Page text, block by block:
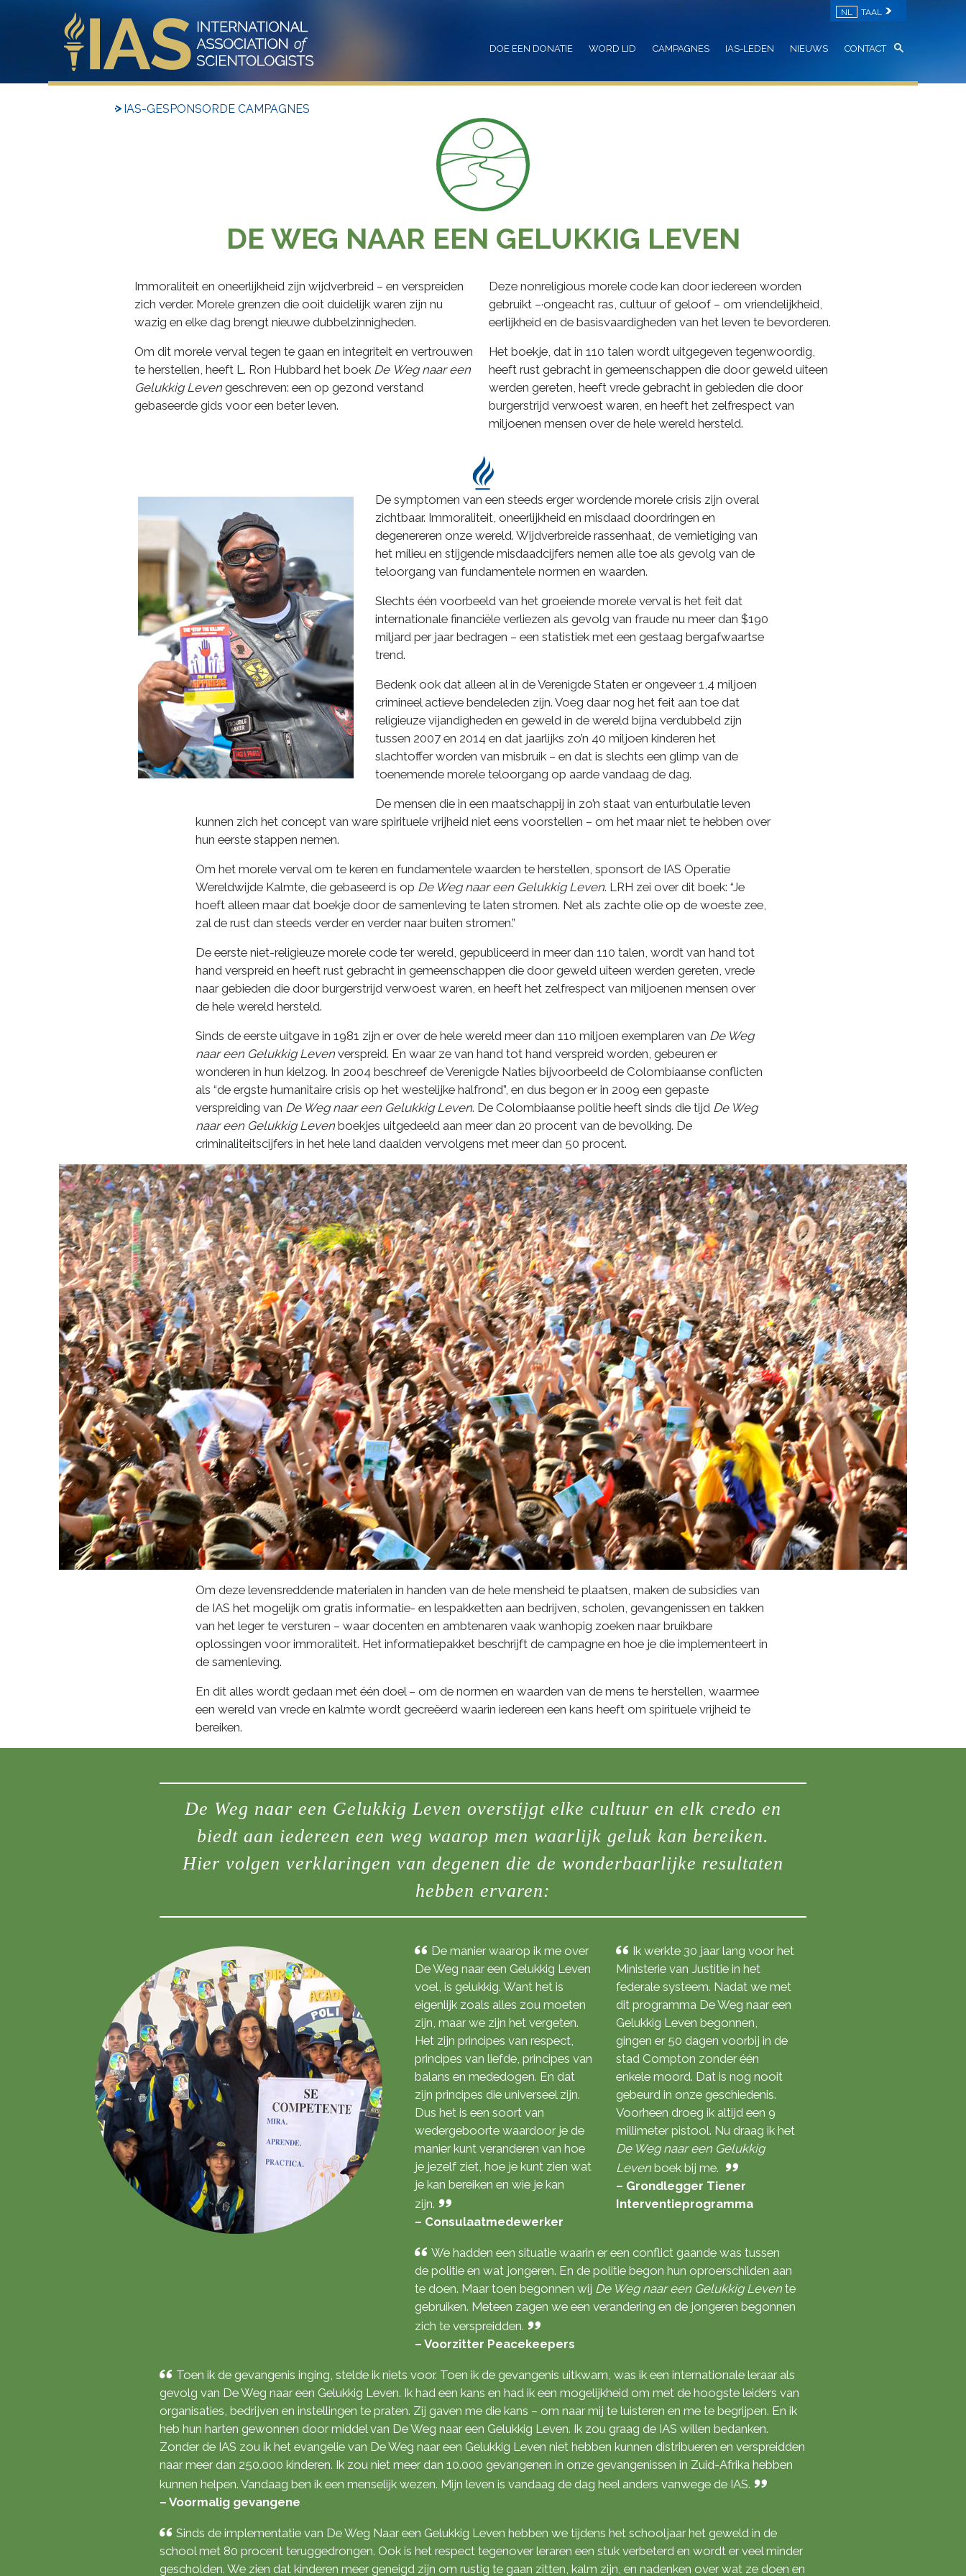
NL TAAL
DOE EEN DONATIE WORD LID CAMPAGNES IAS-LEDEN NIEUWS CONTACT
IAS-GESPONSORDE CAMPAGNES
DE WEG NAAR EEN GELUKKIG LEVEN
Immoraliteit en oneerlijkheid zijn wijdverbreid – en verspreiden
zich verder. Morele grenzen die ooit duidelijk waren zijn nu
wazig en elke dag brengt nieuwe dubbelzinnigheden.
Om dit morele verval tegen te gaan en integriteit en vertrouwen
te herstellen, heeft L. Ron Hubbard het boek De Weg naar een
Gelukkig Leven geschreven: een op gezond verstand
gebaseerde gids voor een beter leven.
Deze nonreligious morele code kan door iedereen worden
gebruikt –·ongeacht ras, cultuur of geloof – om vriendelijkheid,
eerlijkheid en de basisvaardigheden van het leven te bevorderen.
Het boekje, dat in 110 talen wordt uitgegeven tegenwoordig,
heeft rust gebracht in gemeenschappen die door geweld uiteen
werden gereten, heeft vrede gebracht in gebieden die door
burgerstrijd verwoest waren, en heeft het zelfrespect van
miljoenen mensen over de hele wereld hersteld.
De symptomen van een steeds erger wordende morele crisis zijn overal
zichtbaar. Immoraliteit, oneerlijkheid en misdaad doordringen en
degenereren onze wereld. Wijdverbreide rassenhaat, de vernietiging van
het milieu en stijgende misdaadcijfers nemen alle toe als gevolg van de
teloorgang van fundamentele normen en waarden.
Slechts één voorbeeld van het groeiende morele verval is het feit dat
internationale financiële verliezen als gevolg van fraude nu meer dan $190
miljard per jaar bedragen – een statistiek met een gestaag bergafwaartse
trend.
Bedenk ook dat alleen al in de Verenigde Staten er ongeveer 1,4 miljoen
crimineel actieve bendeleden zijn. Voeg daar nog het feit aan toe dat
religieuze vijandigheden en geweld in de wereld bijna verdubbeld zijn
tussen 2007 en 2014 en dat jaarlijks zo’n 40 miljoen kinderen het
slachtoffer worden van misbruik – en dat is slechts een glimp van de
toenemende morele teloorgang op aarde vandaag de dag.
De mensen die in een maatschappij in zo’n staat van enturbulatie leven
kunnen zich het concept van ware spirituele vrijheid niet eens voorstellen – om het maar niet te hebben over
hun eerste stappen nemen.
Om het morele verval om te keren en fundamentele waarden te herstellen, sponsort de IAS Operatie
Wereldwijde Kalmte, die gebaseerd is op De Weg naar een Gelukkig Leven. LRH zei over dit boek: “Je
hoeft alleen maar dat boekje door de samenleving te laten stromen. Net als zachte olie op de woeste zee,
zal de rust dan steeds verder en verder naar buiten stromen.”
De eerste niet-religieuze morele code ter wereld, gepubliceerd in meer dan 110 talen, wordt van hand tot
hand verspreid en heeft rust gebracht in gemeenschappen die door geweld uiteen werden gereten, vrede
naar gebieden die door burgerstrijd verwoest waren, en heeft het zelfrespect van miljoenen mensen over
de hele wereld hersteld.
Sinds de eerste uitgave in 1981 zijn er over de hele wereld meer dan 110 miljoen exemplaren van De Weg
naar een Gelukkig Leven verspreid. En waar ze van hand tot hand verspreid worden, gebeuren er
wonderen in hun kielzog. In 2004 beschreef de Verenigde Naties bijvoorbeeld de Colombiaanse conflicten
als “de ergste humanitaire crisis op het westelijke halfrond”, en dus begon er in 2009 een gepaste
verspreiding van De Weg naar een Gelukkig Leven. De Colombiaanse politie heeft sinds die tijd De Weg
naar een Gelukkig Leven boekjes uitgedeeld aan meer dan 20 procent van de bevolking. De
criminaliteitscijfers in het hele land daalden vervolgens met meer dan 50 procent.
Om deze levensreddende materialen in handen van de hele mensheid te plaatsen, maken de subsidies van
de IAS het mogelijk om gratis informatie- en lespakketten aan bedrijven, scholen, gevangenissen en takken
van het leger te versturen – waar docenten en ambtenaren vaak wanhopig zoeken naar bruikbare
oplossingen voor immoraliteit. Het informatiepakket beschrijft de campagne en hoe je die implementeert in
de samenleving.
En dit alles wordt gedaan met één doel – om de normen en waarden van de mens te herstellen, waarmee
een wereld van vrede en kalmte wordt gecreëerd waarin iedereen een kans heeft om spirituele vrijheid te
bereiken.
De Weg naar een Gelukkig Leven overstijgt elke cultuur en elk credo en
biedt aan iedereen een weg waarop men waarlijk geluk kan bereiken.
Hier volgen verklaringen van degenen die de wonderbaarlijke resultaten
hebben ervaren:
De manier waarop ik me over
De Weg naar een Gelukkig Leven
voel, is gelukkig. Want het is
eigenlijk zoals alles zou moeten
zijn, maar we zijn het vergeten.
Het zijn principes van respect,
principes van liefde, principes van
balans en mededogen. En dat
zijn principes die universeel zijn.
Dus het is een soort van
wedergeboorte waardoor je de
manier kunt veranderen van hoe
je jezelf ziet, hoe je kunt zien wat
je kan bereiken en wie je kan
zijn.
– Consulaatmedewerker
Ik werkte 30 jaar lang voor het
Ministerie van Justitie in het
federale systeem. Nadat we met
dit programma De Weg naar een
Gelukkig Leven begonnen,
gingen er 50 dagen voorbij in de
stad Compton zonder één
enkele moord. Dat is nog nooit
gebeurd in onze geschiedenis.
Voorheen droeg ik altijd een 9
millimeter pistool. Nu draag ik het
De Weg naar een Gelukkig
Leven boek bij me.
– Grondlegger Tiener
Interventieprogramma
We hadden een situatie waarin er een conflict gaande was tussen
de politie en wat jongeren. En de politie begon hun oproerschilden aan
te doen. Maar toen begonnen wij De Weg naar een Gelukkig Leven te
gebruiken. Meteen zagen we een verandering en de jongeren begonnen
zich te verspreidden.
– Voorzitter Peacekeepers
Toen ik de gevangenis inging, stelde ik niets voor. Toen ik de gevangenis uitkwam, was ik een internationale leraar als
gevolg van De Weg naar een Gelukkig Leven. Ik had een kans en had ik een mogelijkheid om met de hoogste leiders van
organisaties, bedrijven en instellingen te praten. Zij gaven me die kans – om naar mij te luisteren en me te begrijpen. En ik
heb hun harten gewonnen door middel van De Weg naar een Gelukkig Leven. Ik zou graag de IAS willen bedanken.
Zonder de IAS zou ik het evangelie van De Weg naar een Gelukkig Leven niet hebben kunnen distribueren en verspreidden
naar meer dan 250.000 kinderen. Ik zou niet meer dan 10.000 gevangenen in onze gevangenissen in Zuid-Afrika hebben
kunnen helpen. Vandaag ben ik een menselijk wezen. Mijn leven is vandaag de dag heel anders vanwege de IAS.
– Voormalig gevangene
Sinds de implementatie van De Weg Naar een Gelukkig Leven hebben we tijdens het schooljaar het geweld in de
school met 80 procent teruggedrongen. Ook is het respect tegenover leraren een stuk verbeterd en wordt er veel minder
gescholden. We zien dat kinderen meer geneigd zijn om rustig te gaan zitten, kalm zijn, en nadenken over wat ze doen en